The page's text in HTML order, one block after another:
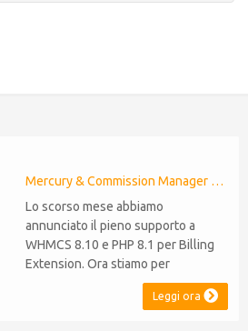
Mercury & Commission Manager WHMCS 8.11, PHP 8.2
Lo scorso mese abbiamo
annunciato il pieno supporto a
WHMCS 8.10 e PHP 8.1 per Billing
Extension. Ora stiamo per
estendere lo stesso livello di
compatibilità a CommissionLeggi ora